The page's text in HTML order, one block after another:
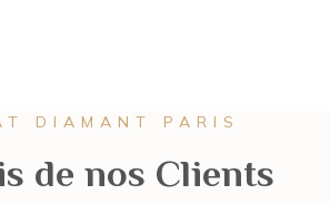
DIAMANT PARIS
de nos Clients